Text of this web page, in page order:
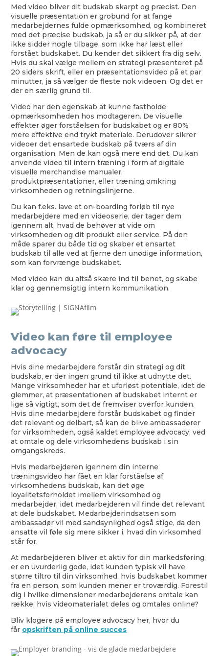
Med video bliver dit budskab skarpt og præcist. Den
visuelle præsentation er grobund for at fange
medarbejdernes fulde opmærksomhed, og kombineret
med det præcise budskab, ja så er du sikker på, at der
ikke sidder nogle tilbage, som ikke har læst eller
forstået budskabet. Du kender det sikkert fra dig selv.
Hvis du skal vælge mellem en strategi præsenteret på
20 siders skrift, eller en præsentationsvideo på et par
minutter, ja så vælger de fleste nok videoen. Og det er
der en særlig grund til.
Video har den egenskab at kunne fastholde
opmærksomheden hos modtageren. De visuelle
effekter øger forståelsen for budskabet og er 80%
mere effektive end trykt materiale. Derudover sikrer
videoer det ensartede budskab på tværs af din
organisation. Men de kan også mere end det. Du kan
anvende video til intern træning i form af digitale
visuelle merchandise manualer,
produktpræsentationer, eller træning omkring
virksomheden og retningslinjerne.
Du kan f.eks. lave et on-boarding forløb til nye
medarbejdere med en videoserie, der tager dem
igennem alt, hvad de behøver at vide om
virksomheden og dit produkt eller service. På den
måde sparer du både tid og skaber et ensartet
budskab til alle ved at fjerne den unødige information,
som kan forvrænge budskabet.
Med video kan du altså skære ind til benet, og skabe
klar og gennemsigtig intern kommunikation.
Video kan føre til employee
advocacy
Hvis dine medarbejdere forstår din strategi og dit
budskab, er der ingen grund til ikke at udnytte det.
Mange virksomheder har et uforløst potentiale, idet de
glemmer, at præsentationen af budskabet internt er
lige så vigtigt, som det de fremviser overfor kunden.
Hvis dine medarbejdere forstår budskabet og finder
det relevant og delbart, så kan de blive ambassadører
for virksomheden, også kaldet employee advocacy, ved
at omtale og dele virksomhedens budskab i sin
omgangskreds.
Hvis medarbejderen igennem din interne
træningsvideo har fået en klar forståelse af
virksomhedens budskab, kan det øge
loyalitetsforholdet imellem virksomhed og
medarbejder, idet medarbejderen vil finde det relevant
at dele budskabet. Medarbejderindsatsen som
ambassadør vil med sandsynlighed også stige, da den
ansatte vil føle sig mere sikker i, hvad din virksomhed
står for.
At medarbejderen bliver et aktiv for din markedsføring,
er en uvurderlig gode, idet kunden typisk vil have
større tiltro til din virksomhed, hvis budskabet kommer
fra en person, som kunden mener er troværdig. Forestil
dig i hvilke dimensioner medarbejderens omtale kan
række, hvis videomaterialet deles og omtales online?
Bliv klogere på employee advocacy her, hvor du
får opskriften på online succes